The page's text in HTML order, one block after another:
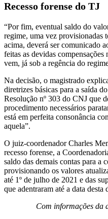
Recesso forense do TJ
“Por fim, eventual saldo do
regime, uma vez provisionadas
acima, deverá ser comunicado
feitas as devidas
vem, já sob a regência do
Na decisão, o magistrado
diretrizes básicas para a saída
Resolução nº 303 do CNJ que
procedimento necessários
está em perfeita consonância
aquela”.
O juiz-coordenador Charles
recesso forense, a
saldo das demais contas para a
provisionando os valores
até 1º de julho de 2021 e das
que adentraram até a data desta
Com informações da